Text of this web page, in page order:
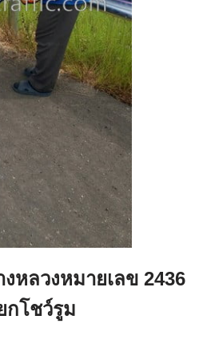
หลวงหมายเลข 2436
กโชว์รูม